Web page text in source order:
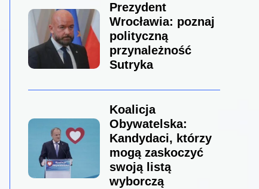
Prezydent
Wrocławia: poznaj
polityczną
przynależność
Sutryka
Koalicja
Obywatelska:
Kandydaci, którzy
mogą zaskoczyć
swoją listą
wyborczą